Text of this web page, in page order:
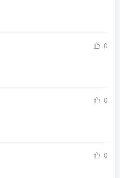
0
0
0